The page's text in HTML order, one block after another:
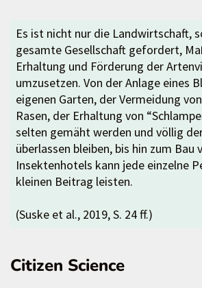
Es ist nicht nur die Landwirtschaft,
gesamte Gesellschaft gefordert,
Erhaltung und Förderung der
umzusetzen. Von der Anlage eines
eigenen Garten, der Vermeidung
Rasen, der Erhaltung von
selten gemäht werden und völlig
überlassen bleiben, bis hin zum Bau
Insektenhotels kann jede einzelne
kleinen Beitrag leisten.
(Suske et al., 2019, S. 24 ff.)
Citizen Science